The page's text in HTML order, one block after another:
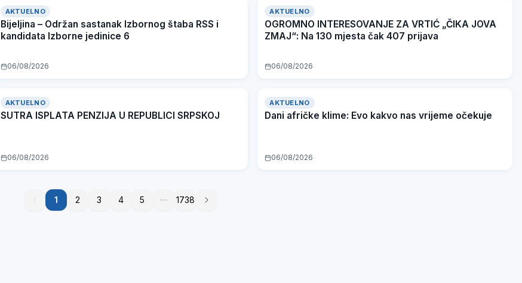
AKTUELNO
Bijeljina – Održan sastanak Izbornog štaba RSS i
kandidata Izborne jedinice 6
06/08/2026
AKTUELNO
OGROMNO INTERESOVANJE ZA VRTIĆ „ČIKA JOVA
ZMAJ“: Na 130 mjesta čak 407 prijava
06/08/2026
AKTUELNO
SUTRA ISPLATA PENZIJA U REPUBLICI SRPSKOJ
06/08/2026
AKTUELNO
Dani afričke klime: Evo kakvo nas vrijeme očekuje
06/08/2026
1
1 2 3 4 5 1738